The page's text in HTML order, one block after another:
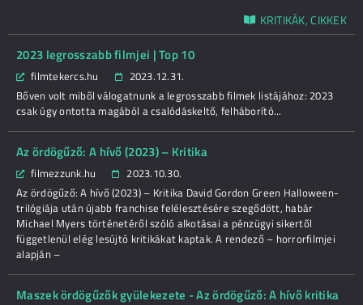
KRITIKÁK, CIKKEK
2023 legrosszabb filmjei | Top 10
filmtekercs.hu
2023.12.31.
Bőven volt miből válogatnunk a legrosszabb filmek listájához: 2023
csak úgy ontotta magából a csalódáskeltő, felháborító...
Az ördögűző: A hívő (2023) – Kritika
filmezzunk.hu
2023.10.30.
Az ördögűző: A hívő (2023) – Kritika David Gordon Green Halloween-
trilógiája után újabb franchise felélesztésére szegődött, habár
Michael Myers történetéről szóló alkotásai a pénzügyi sikertől
függetlenül elég lesújtó kritikákat kaptak. A rendező – horrorfilmjei
alapján –
Maszek ördögűzők gyülekezete - Az ördögűző: A hívő kritika